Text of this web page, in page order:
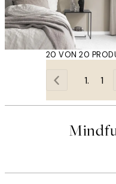
20 VON 20
1